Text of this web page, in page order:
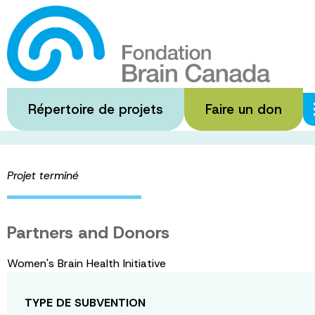
Passer
au
contenu
principal
Répertoire de projets Faire un don
Mind Over
Accueil · Subventions financées Mind Over Matter
Projet terminé
Partners and Donors
Women's Brain Health Initiative
TYPE DE SUBVENTION